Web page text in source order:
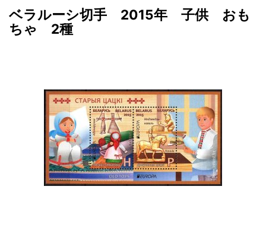
ベラルーシ切手 2015年 子供 おも
ちゃ 2種